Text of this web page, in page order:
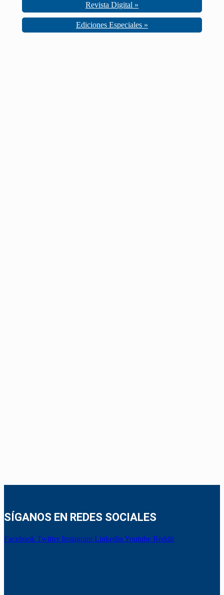
Revista Digital »
Ediciones Especiales »
SÍGANOS EN REDES SOCIALES
Facebook Twitter Instagram Linkedin Youtube Reddit